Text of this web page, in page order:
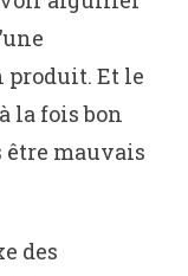
produit. Et le
la fois bon
mauvais
des